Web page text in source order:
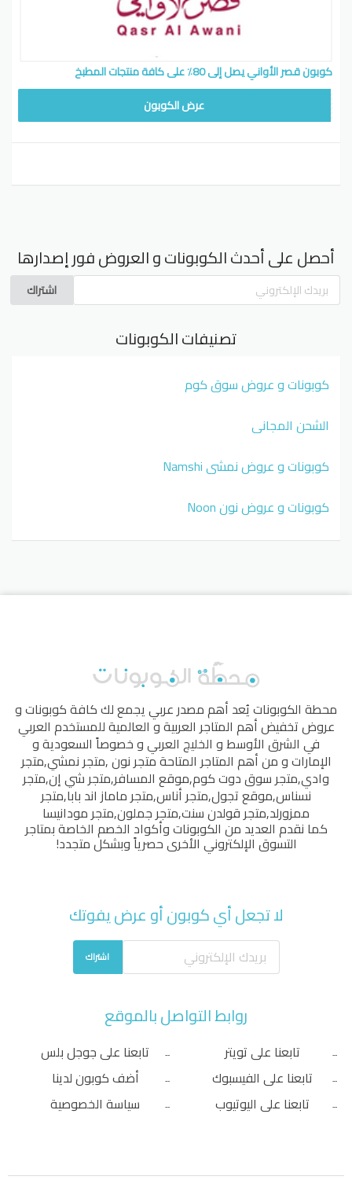
كوبون قصر الأواني يصل إلى 80٪ على كافة منتجات المطبخ
عرض الكوبون
أحصل على أحدث الكوبونات و العروض فور إصدارها
اشتراك
تصنيفات الكوبونات
كوبونات و عروض سوق كوم
الشحن المجاني
كوبونات و عروض نمشي Namshi
كوبونات و عروض نون Noon
محطة الكوبوناتيُعد أهم مصدر عربي يجمع لك كافة كوبونات و
عروض تخفيض أهم المتاجر العربية و العالمية للمستخدم العربي
في الشرق الأوسط و الخليج العربي و خصوصاً السعودية و
الإمارات و من أهم المتاجر المتاحةمتجر نون,متجر نمشي,متجر
وادي,متجر سوق دوت كوم,موقع المسافر,متجر شي إن,متجر
نسناس,موقع تجول,متجر أناس,متجر ماماز اند بابا,متجر
ممزورلد,متجر قولدن سنت,متجر جملون,متجر مودانيسا
كما نقدم العديد من الكوبونات وأكواد الخصم الخاصة بمتاجر
التسوق الإلكتروني الأخرى حصرياً وبشكل متجدد!
لا تجعل أي كوبون أو عرض يفوتك
اشتراك
روابط التواصل بالموقع
تابعنا على تويتر
تابعنا على الفيسبوك
تابعنا على اليوتيوب
تابعنا على جوجل بلس
أضف كوبون لدينا
سياسة الخصوصية